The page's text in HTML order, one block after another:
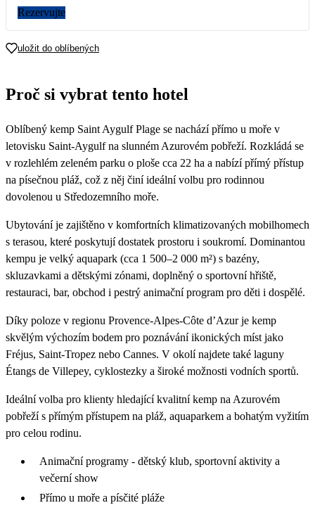
18 990
17
24 25 26 27 28
31
Rezervujte
uložit do oblíbených
Proč si vybrat tento hotel
Oblíbený kemp Saint Aygulf Plage se nachází přímo u moře v
letovisku Saint-Aygulf na slunném Azurovém pobřeží. Rozkládá se
v rozlehlém zeleném parku o ploše cca 22 ha a nabízí přímý přístup
na písečnou pláž, což z něj činí ideální volbu pro rodinnou
dovolenou u Středozemního moře.
Ubytování je zajištěno v komfortních klimatizovaných mobilhomech
s terasou, které poskytují dostatek prostoru i soukromí. Dominantou
kempu je velký aquapark (cca 1 500–2 000 m²) s bazény,
skluzavkami a dětskými zónami, doplněný o sportovní hřiště,
restauraci, bar, obchod i pestrý animační program pro děti i dospělé.
Díky poloze v regionu Provence-Alpes-Côte d’Azur je kemp
skvělým výchozím bodem pro poznávání ikonických míst jako
Fréjus, Saint-Tropez nebo Cannes. V okolí najdete také laguny
Étangs de Villepey, cyklostezky a široké možnosti vodních sportů.
Ideální volba pro klienty hledající kvalitní kemp na Azurovém
pobřeží s přímým přístupem na pláž, aquaparkem a bohatým vyžitím
pro celou rodinu.
Animační programy - dětský klub, sportovní aktivity a
večerní show
Přímo u moře a písčité pláže